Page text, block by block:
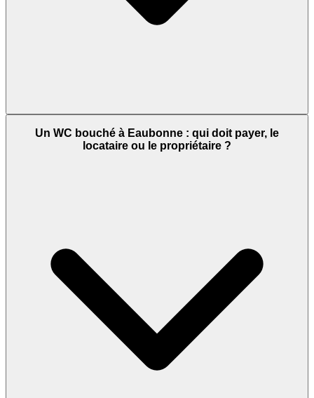
Un WC bouché à Eaubonne : qui doit payer, le
locataire ou le propriétaire ?